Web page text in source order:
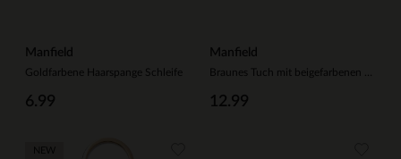
Manfield
Goldfarbene Haarspange Schleife
6.99
Manfield
12.99